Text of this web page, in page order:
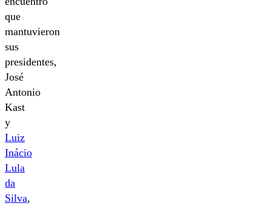
que
mantuvieron
sus
presidentes,
José
Antonio
Kast
y
Luiz
Inácio
Lula
da
Silva,